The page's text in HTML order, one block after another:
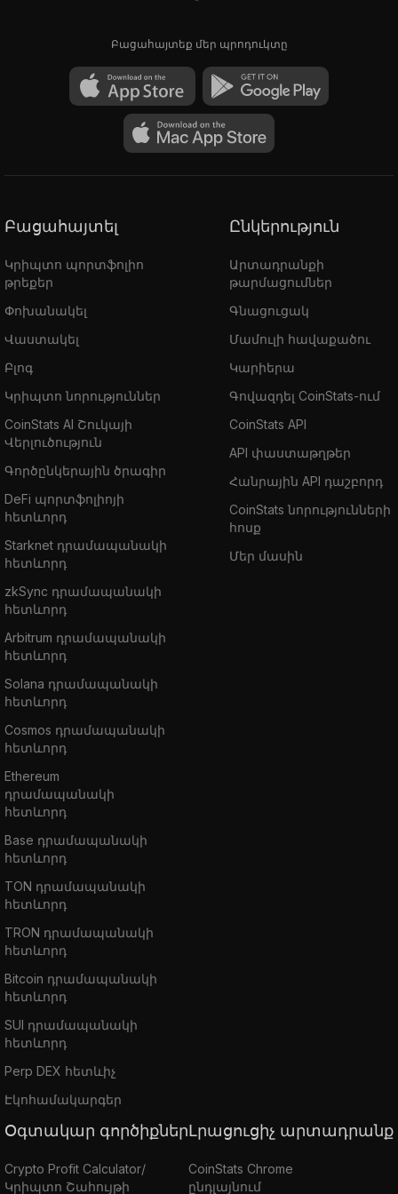
Բացահայտեք մեր պրոդուկտը
Բացահայտել
Կրիպտո պորտֆոլիո
թրեքեր
Փոխանակել
Վաստակել
Բլոգ
Կրիպտո նորություններ
CoinStats AI Շուկայի
Վերլուծություն
Գործընկերային ծրագիր
DeFi պորտֆոլիոյի
հետևորդ
Starknet դրամապանակի
հետևորդ
zkSync դրամապանակի
հետևորդ
Arbitrum դրամապանակի
հետևորդ
Solana դրամապանակի
հետևորդ
Cosmos դրամապանակի
հետևորդ
Ethereum
դրամապանակի
հետևորդ
Base դրամապանակի
հետևորդ
TON դրամապանակի
հետևորդ
TRON դրամապանակի
հետևորդ
Bitcoin դրամապանակի
հետևորդ
SUI դրամապանակի
հետևորդ
Perp DEX հետևիչ
Էկոհամակարգեր
Ընկերություն
Արտադրանքի
թարմացումներ
Գնացուցակ
Մամուլի հավաքածու
Կարիերա
Գովազդել CoinStats-ում
CoinStats API
API փաստաթղթեր
Հանրային API դաշբորդ
CoinStats նորությունների
հոսք
Մեր մասին
Օգտակար գործիքներ
Crypto Profit Calculator/
Կրիպտո Շահույթի
Լրացուցիչ արտադրանք
CoinStats Chrome
ընդլայնում